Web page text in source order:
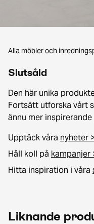
Alla möbler och
Slutsåld
Den här unika
Fortsätt utforska vårt
ännu mer
Upptäck våra nyheter >
Håll koll på kampanjer
Hitta inspiration i våra
Liknande